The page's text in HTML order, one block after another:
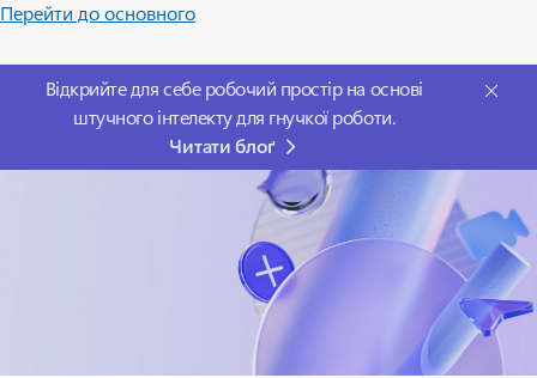
Перейти до основного
Відкрийте для себе робочий простір на основі
штучного інтелекту для гнучкої роботи.
Читати блоґ